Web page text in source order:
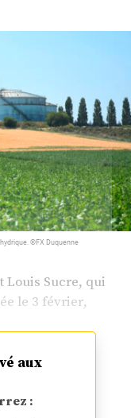
©FX Duquenne
Louis Sucre, qui
le 3 février,
aux
: